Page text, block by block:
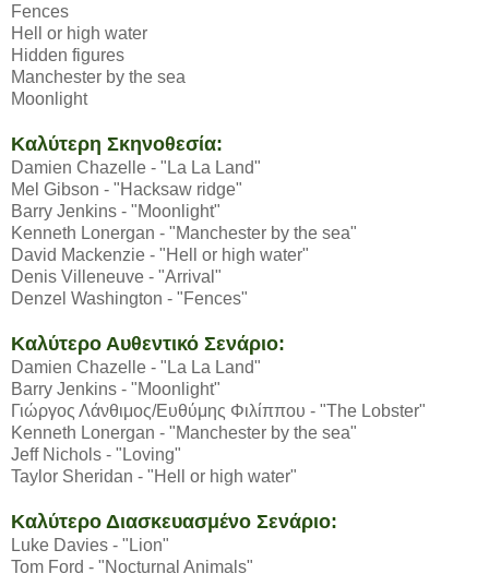
Fences
Hell or high water
Hidden figures
Manchester by the sea
Moonlight
Καλύτερη Σκηνοθεσία:
Damien Chazelle - "La La Land"
Mel Gibson - "Hacksaw ridge"
Barry Jenkins - "Moonlight"
Kenneth Lonergan - "Manchester by the sea"
David Mackenzie - "Hell or high water"
Denis Villeneuve - "Arrival"
Denzel Washington - "Fences"
Καλύτερο Αυθεντικό Σενάριο:
Damien Chazelle - "La La Land"
Barry Jenkins - "Moonlight"
Γιώργος Λάνθιμος/Ευθύμης Φιλίππου - "The Lobster"
Kenneth Lonergan - "Manchester by the sea"
Jeff Nichols - "Loving"
Taylor Sheridan - "Hell or high water"
Καλύτερο Διασκευασμένο Σενάριο:
Luke Davies - "Lion"
Tom Ford - "Nocturnal Animals"